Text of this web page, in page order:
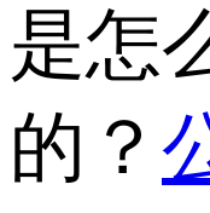
是怎
的？